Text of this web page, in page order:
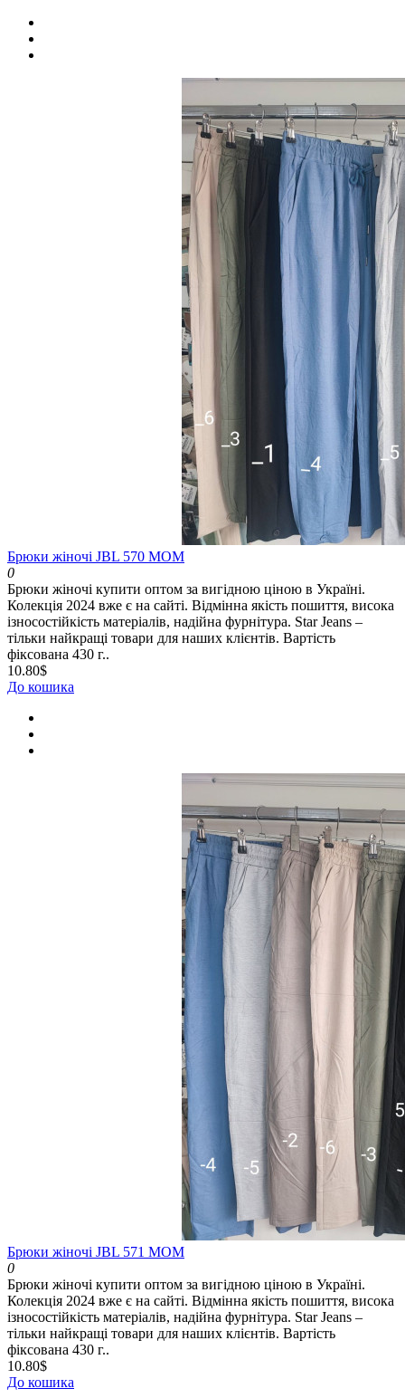
Брюки жіночі JBL 570 МОМ
0
Брюки жіночі купити оптом за вигідною ціною в Україні.
Колекція 2024 вже є на сайті. Відмінна якість пошиття, висока
ізносостійкість матеріалів, надійна фурнітура. Star Jeans –
тільки найкращі товари для наших клієнтів. Вартість
фіксована 430 г..
10.80$
До кошика
Брюки жіночі JBL 571 МОМ
0
Брюки жіночі купити оптом за вигідною ціною в Україні.
Колекція 2024 вже є на сайті. Відмінна якість пошиття, висока
ізносостійкість матеріалів, надійна фурнітура. Star Jeans –
тільки найкращі товари для наших клієнтів. Вартість
фіксована 430 г..
10.80$
До кошика